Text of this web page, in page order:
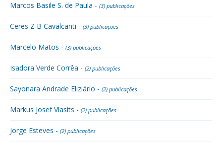
Marcos Basile S. de Paula - (3) publicações
Ceres Z B Cavalcanti - (3) publicações
Marcelo Matos - (3) publicações
Isadora Verde Corrêa - (2) publicações
Sayonara Andrade Eliziário - (2) publicações
Markus Josef Vlasits - (2) publicações
Jorge Esteves - (2) publicações